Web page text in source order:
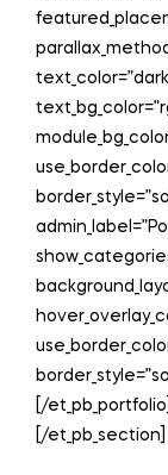
[/
[/et_pb_section]